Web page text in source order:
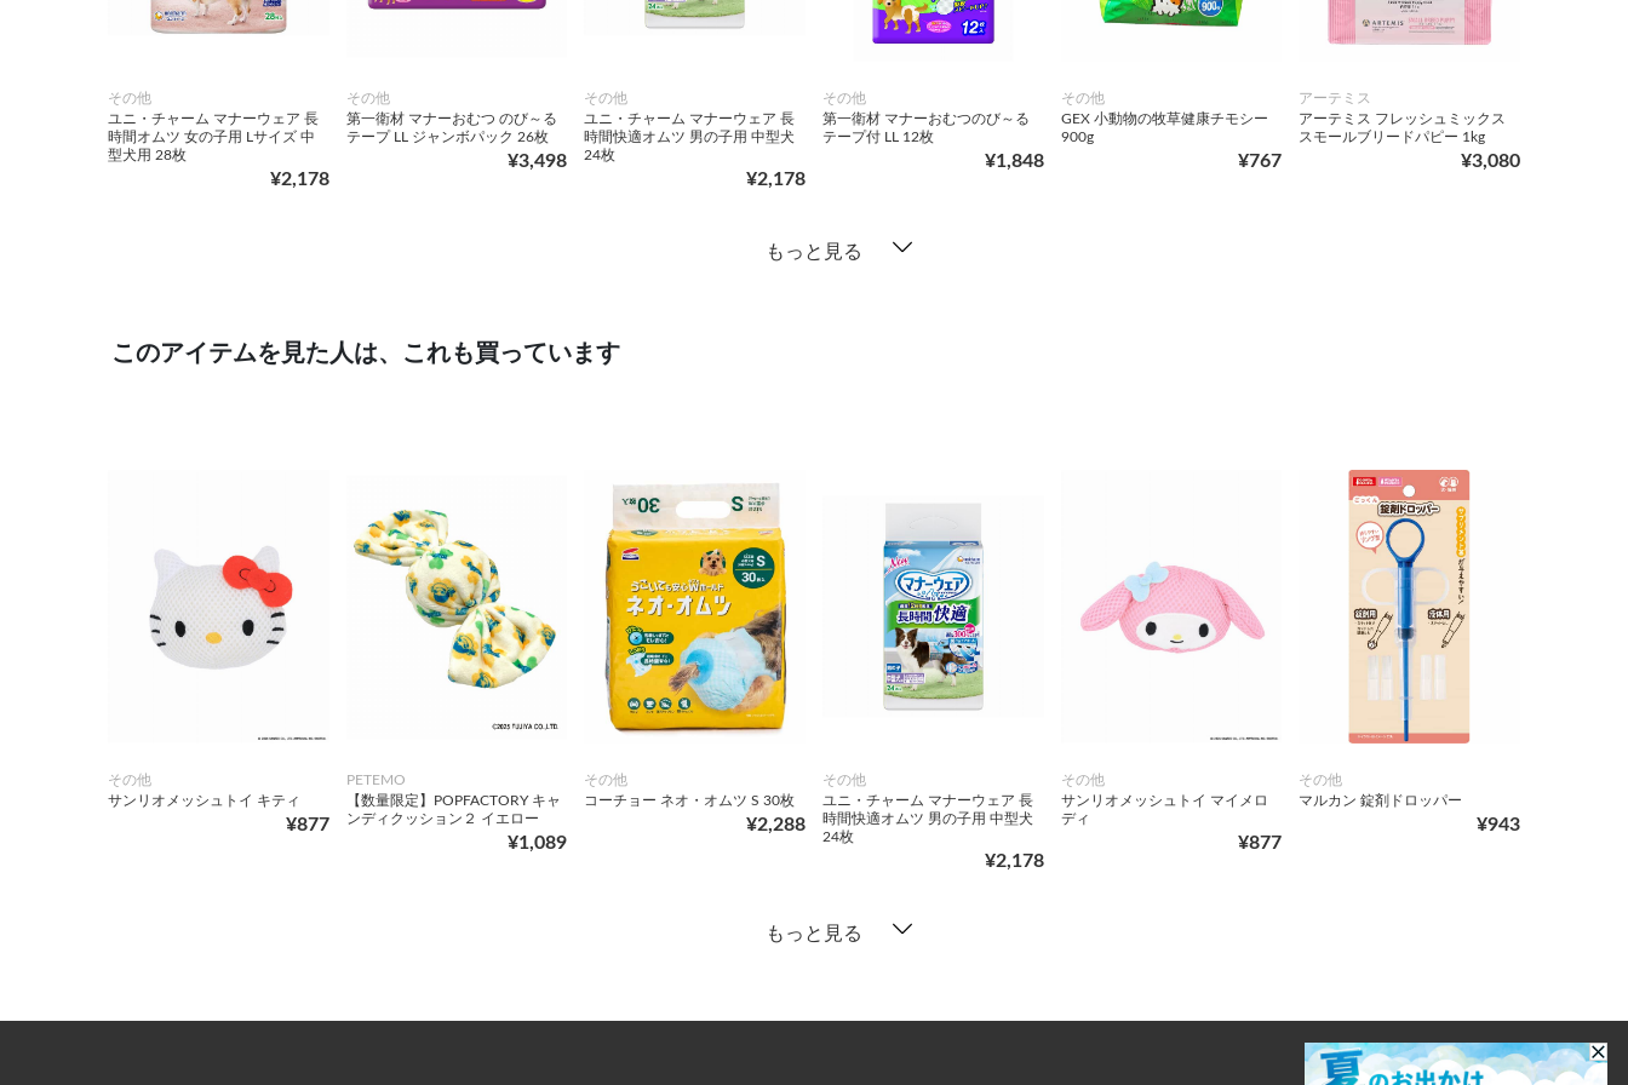
その他
ユニ・チャーム マナーウェア 長
時間オムツ 女の子用 Lサイズ 中
型犬用 28枚
¥2,178
その他
第一衛材 マナーおむつ のび～る
テープ LL ジャンボパック 26枚
¥3,498
その他
ユニ・チャーム マナーウェア 長
時間快適オムツ 男の子用 中型犬
24枚
¥2,178
その他
第一衛材 マナーおむつのび～る
テープ付 LL 12枚
¥1,848
その他
GEX 小動物の牧草健康チモシー
900g
¥767
アーテミス
アーテミス フレッシュミックス
スモールブリードパピー 1kg
¥3,080
もっと見る
このアイテムを見た人は、これも買っています
その他
サンリオメッシュトイ キティ
¥877
PETEMO
【数量限定】POPFACTORY キャ
ンディクッション２ イエロー
¥1,089
その他
コーチョー ネオ・オムツ S 30枚
¥2,288
その他
ユニ・チャーム マナーウェア 長
時間快適オムツ 男の子用 中型犬
24枚
¥2,178
その他
サンリオメッシュトイ マイメロ
ディ
¥877
その他
マルカン 錠剤ドロッパー
¥943
もっと見る